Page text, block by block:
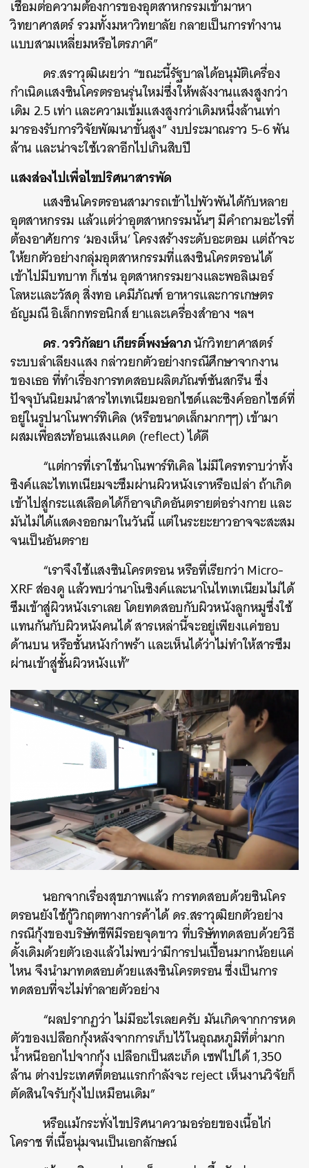
เชื่อมต่อความต้องการของอุตสาหกรรมเข้ามาหา
วิทยาศาสตร์ รวมทั้งมหาวิทยาลัย กลายเป็นการทำงาน
แบบสามเหลี่ยมหรือไตรภาคี”
ดร.สราวุฒิเผยว่า “ขณะนี้รัฐบาลได้อนุมัติเครื่อง
กำเนิดแสงซินโครตรอนรุ่นใหม่ซึ่งให้พลังงานแสงสูงกว่า
เดิม 2.5 เท่า และความเข้มแสงสูงกว่าเดิมหนึ่งล้านเท่า
มารองรับการวิจัยพัฒนาขั้นสูง” งบประมาณราว 5-6 พัน
ล้าน และน่าจะใช้เวลาอีกไปเกินสิบปี
แสงส่องไปเพื่อไขปริศนาสารพัด
แสงซินโครตรอนสามารถเข้าไปพัวพันได้กับหลาย
อุตสาหกรรม แล้วแต่ว่าอุตสาหกรรมนั้นๆ มีคำถามอะไรที่
ต้องอาศัยการ ‘มองเห็น’ โครงสร้างระดับอะตอม แต่ถ้าจะ
ให้ยกตัวอย่างกลุ่มอุตสาหกรรมที่แสงซินโครตรอนได้
เข้าไปมีบทบาท ก็เช่น อุตสาหกรรมยางและพอลิเมอร์
โลหะและวัสดุ สิ่งทอ เคมีภัณฑ์ อาหารและการเกษตร
อัญมณี อิเล็กกทรอนิกส์ ยาและเครื่องสำอาง ฯลฯ
ดร. วรวิกัลยา เกียรติ์พงษ์ลาภนักวิทยาศาสตร์
ระบบลำเลียงแสง กล่าวยกตัวอย่างกรณีศึกษาจากงาน
ของเธอ ที่ทำเรื่องการทดสอบผลิตภัณฑ์ซันสกรีน ซึ่ง
ปัจจุบันนิยมนำสารไทเทเนียมออกไซด์และซิงค์ออกไซด์ที่
อยู่ในรูปนาโนพาร์ทิเคิล (หรือขนาดเล็กมากๆๆ) เข้ามา
ผสมเพื่อสะท้อนแสงแดด (reflect) ได้ดี
“แต่การที่เราใช้นาโนพาร์ทิเคิล ไม่มีใครทราบว่าทั้ง
ซิงค์และไทเทเนียมจะซึมผ่านผิวหนังเราหรือเปล่า ถ้าเกิด
เข้าไปสู่กระแสเลือดได้ก็อาจเกิดอันตรายต่อร่างกาย และ
มันไม่ได้แสดงออกมาในวันนี้ แต่ในระยะยาวอาจจะสะสม
จนเป็นอันตราย
“เราจึงใช้แสงซินโครตรอน หรือที่เรียกว่า Micro-
XRF ส่องดู แล้วพบว่านาโนซิงค์และนาโนไทเทเนียมไม่ได้
ซึมเข้าสู่ผิวหนังเราเลย โดยทดสอบกับผิวหนังลูกหมูซึ่งใช้
แทนกันกับผิวหนังคนได้ สารเหล่านี้จะอยู่เพียงแค่ขอบ
ด้านบน หรือชั้นหนังกำพร้า และเห็นได้ว่าไม่ทำให้สารซึม
ผ่านเข้าสู่ชั้นผิวหนังแท้”
นอกจากเรื่องสุขภาพแล้ว การทดสอบด้วยซินโคร
ตรอนยังใช้กู้วิกฤตทางการค้าได้ ดร.สราวุฒิยกตัวอย่าง
กรณีกุ้งของบริษัทซีพีมีรอยจุดขาว ที่บริษัททดสอบด้วยวิธี
ดั้งเดิมด้วยตัวเองแล้วไม่พบว่ามีการปนเปื้อนมากน้อยแค่
ไหน จึงนำมาทดสอบด้วยแสงซินโครตรอน ซึ่งเป็นการ
ทดสอบที่จะไม่ทำลายตัวอย่าง
“ผลปรากฏว่า ไม่มีอะไรเลยครับ มันเกิดจากการหด
ตัวของเปลือกกุ้งหลังจากการเก็บไว้ในอุณหภูมิที่ต่ำมาก
น้ำหนีออกไปจากกุ้ง เปลือกเป็นสะเก็ด เซฟไปได้ 1,350
ล้าน ต่างประเทศที่ตอนแรกกำลังจะ reject เห็นงานวิจัยก็
ตัดสินใจรับกุ้งไปเหมือนเดิม”
หรือแม้กระทั่งไขปริศนาความอร่อยของเนื้อไก่
โคราช ที่เนื้อนุ่มจนเป็นเอกลักษณ์